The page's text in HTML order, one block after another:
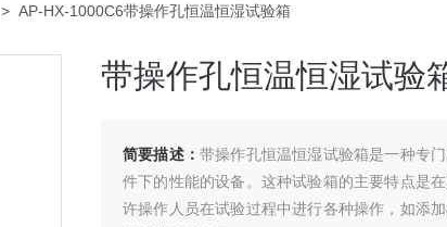
> AP-HX-1000C6带操作孔恒温恒湿试验箱
带操作孔恒温恒湿试验
简要描述： 带操作孔恒温恒湿试验箱是一种专
件下的性能的设备。这种试验箱的主要特点是
许操作人员在试验过程中进行各种操作，如添